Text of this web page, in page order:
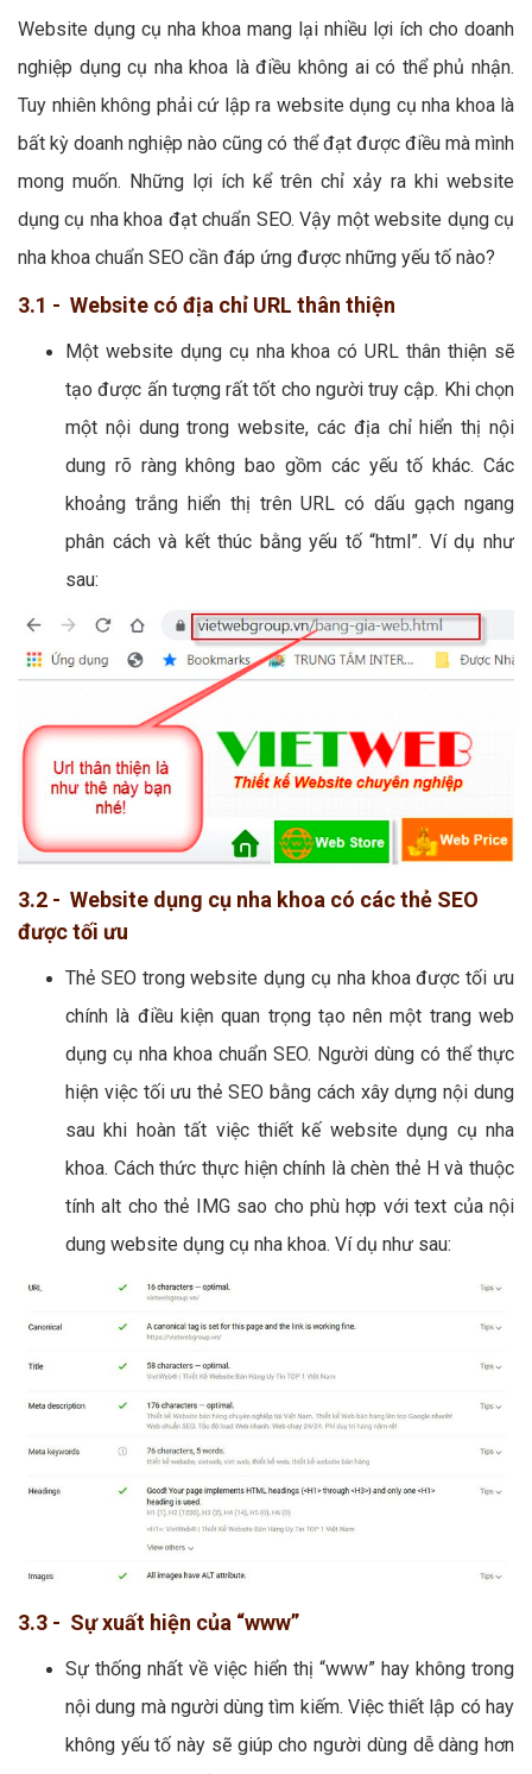
Website dụng cụ nha khoa mang lại nhiều lợi ích cho doanh
nghiệp dụng cụ nha khoa là điều không ai có thể phủ nhận.
Tuy nhiên không phải cứ lập ra website dụng cụ nha khoa là
bất kỳ doanh nghiệp nào cũng có thể đạt được điều mà mình
mong muốn. Những lợi ích kể trên chỉ xảy ra khi website
dụng cụ nha khoa đạt chuẩn SEO. Vậy một website dụng cụ
nha khoa chuẩn SEO cần đáp ứng được những yếu tố nào?
3.1 - Website có địa chỉ URL thân thiện
Một website dụng cụ nha khoa có URL thân thiện sẽ
tạo được ấn tượng rất tốt cho người truy cập. Khi chọn
một nội dung trong website, các địa chỉ hiển thị nội
dung rõ ràng không bao gồm các yếu tố khác. Các
khoảng trắng hiển thị trên URL có dấu gạch ngang
phân cách và kết thúc bằng yếu tố “html”. Ví dụ như
sau:
3.2 - Website dụng cụ nha khoa có các thẻ SEO
được tối ưu
Thẻ SEO trong website dụng cụ nha khoa được tối ưu
chính là điều kiện quan trọng tạo nên một trang web
dụng cụ nha khoa chuẩn SEO. Người dùng có thể thực
hiện việc tối ưu thẻ SEO bằng cách xây dựng nội dung
sau khi hoàn tất việc thiết kế website dụng cụ nha
khoa. Cách thức thực hiện chính là chèn thẻ H và thuộc
tính alt cho thẻ IMG sao cho phù hợp với text của nội
dung website dụng cụ nha khoa. Ví dụ như sau:
3.3 - Sự xuất hiện của “www”
Sự thống nhất về việc hiển thị “www” hay không trong
nội dung mà người dùng tìm kiếm. Việc thiết lập có hay
không yếu tố này sẽ giúp cho người dùng dễ dàng hơn